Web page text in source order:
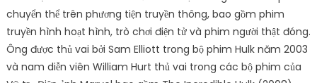
chuyển thể trên phương tiện truyền thông, bao gồm phim
truyền hình hoạt hình, trò chơi điện tử và phim người thật đóng.
Ông được thủ vai bởi Sam Elliott trong bộ phim Hulk năm 2003
và nam diễn viên William Hurt thủ vai trong các bộ phim của